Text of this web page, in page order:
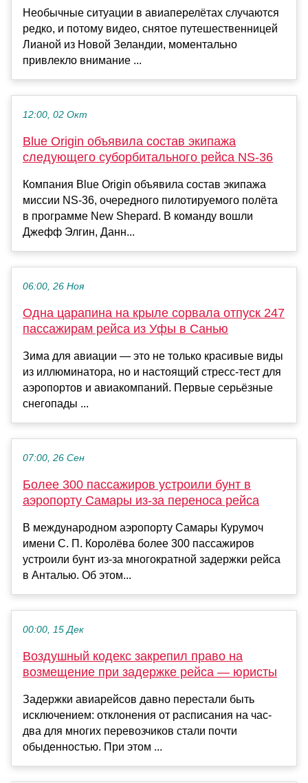
Необычные ситуации в авиаперелётах случаются
редко, и потому видео, снятое путешественницей
Лианой из Новой Зеландии, моментально
привлекло внимание ...
12:00, 02 Окт
Blue Origin объявила состав экипажа
следующего суборбитального рейса NS-36
Компания Blue Origin объявила состав экипажа
миссии NS-36, очередного пилотируемого полёта
в программе New Shepard. В команду вошли
Джефф Элгин, Данн...
06:00, 26 Ноя
Одна царапина на крыле сорвала отпуск 247
пассажирам рейса из Уфы в Санью
Зима для авиации — это не только красивые виды
из иллюминатора, но и настоящий стресс-тест для
аэропортов и авиакомпаний. Первые серьёзные
снегопады ...
07:00, 26 Сен
Более 300 пассажиров устроили бунт в
аэропорту Самары из-за переноса рейса
В международном аэропорту Самары Курумоч
имени С. П. Королёва более 300 пассажиров
устроили бунт из-за многократной задержки рейса
в Анталью. Об этом...
00:00, 15 Дек
Воздушный кодекс закрепил право на
возмещение при задержке рейса — юристы
Задержки авиарейсов давно перестали быть
исключением: отклонения от расписания на час-
два для многих перевозчиков стали почти
обыденностью. При этом ...